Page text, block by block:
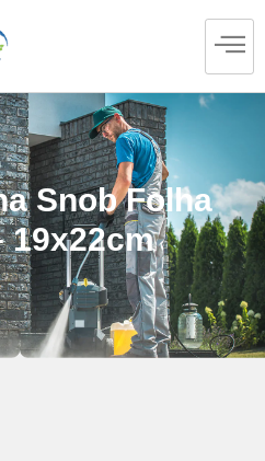
Snob Folha
19x22cm